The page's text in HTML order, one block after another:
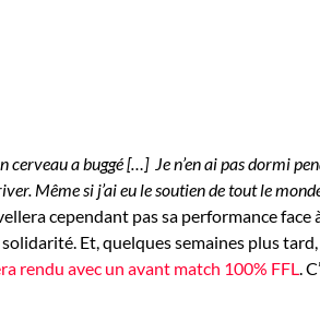
cerveau a buggé […] Je n’en ai pas dormi
Même si j’ai eu le soutien de tout le
cependant pas sa performance
Et, quelques semaines plus tard,
rendu avec un avant match 100% FFL.